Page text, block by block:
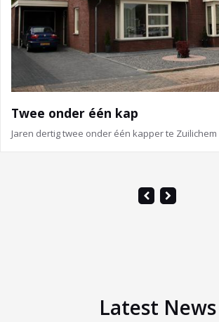
Vrijstaand
Deze vrijstaande woning staat in Aalst
Latest News